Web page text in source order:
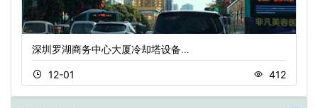
深圳罗湖商务中心大厦冷却塔设备…
12-01 412